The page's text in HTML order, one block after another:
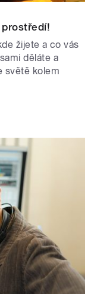
žijete a co vás
děláte a
světě kolem